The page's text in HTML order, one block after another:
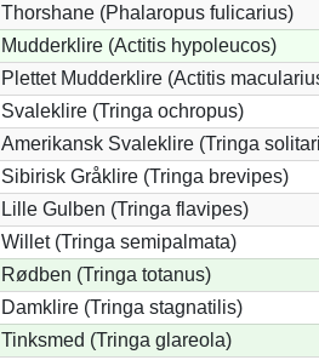
Thorshane (Phalaropus fulicarius)
Mudderklire (Actitis hypoleucos)
Plettet Mudderklire (Actitis
Svaleklire (Tringa ochropus)
Amerikansk Svaleklire (Tringa
Sibirisk Gråklire (Tringa brevipes)
Lille Gulben (Tringa flavipes)
Willet (Tringa semipalmata)
Rødben (Tringa totanus)
Damklire (Tringa stagnatilis)
Tinksmed (Tringa glareola)